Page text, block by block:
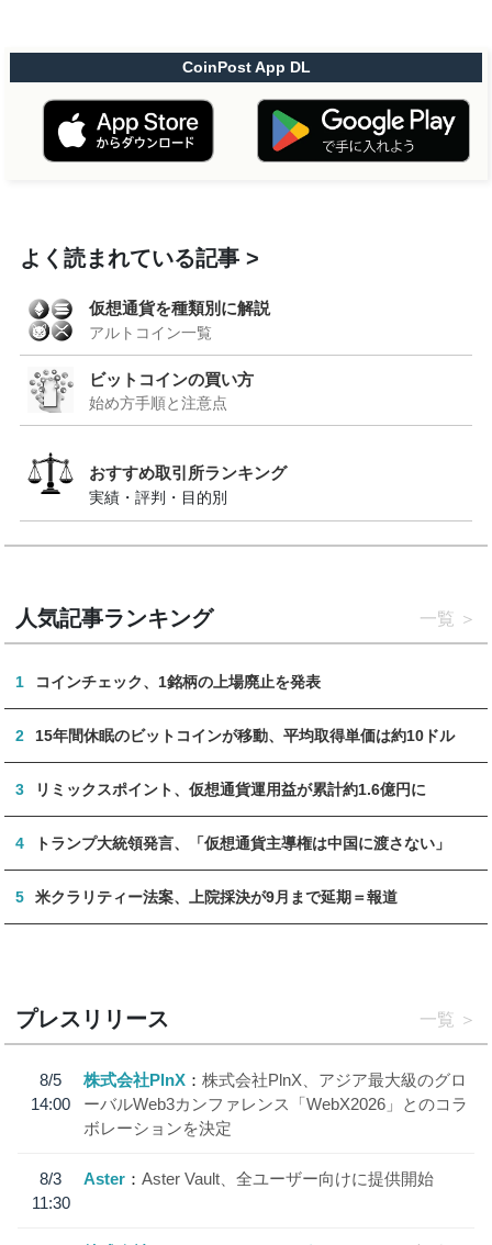
CoinPost App DL
よく読まれている記事
仮想通貨を種類別に解説
アルトコイン一覧
ビットコインの買い方
始め方手順と注意点
おすすめ取引所ランキング
実績・評判・目的別
人気記事ランキング 一覧
1 コインチェック、1銘柄の上場廃止を発表
2 15年間休眠のビットコインが移動、平均取得単価は約10ドル
3 リミックスポイント、仮想通貨運用益が累計約1.6億円に
4 トランプ大統領発言、「仮想通貨主導権は中国に渡さない」
5 米クラリティー法案、上院採決が9月まで延期＝報道
プレスリリース 一覧
8/5
14:00
株式会社PlnX
株式会社PlnX、アジア最大級のグロ
ーバルWeb3カンファレンス「WebX2026」とのコラ
ボレーションを決定
8/3
11:30
Aster Aster Vault、全ユーザー向けに提供開始